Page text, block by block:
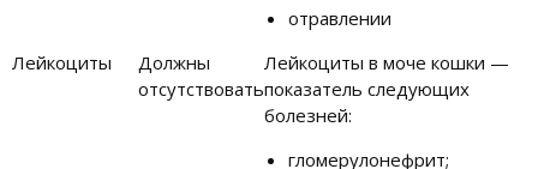
отравлении
Лейкоциты
Должны
отсутствовать
Лейкоциты в моче кошки —
показатель следующих
болезней:
гломерулонефрит;